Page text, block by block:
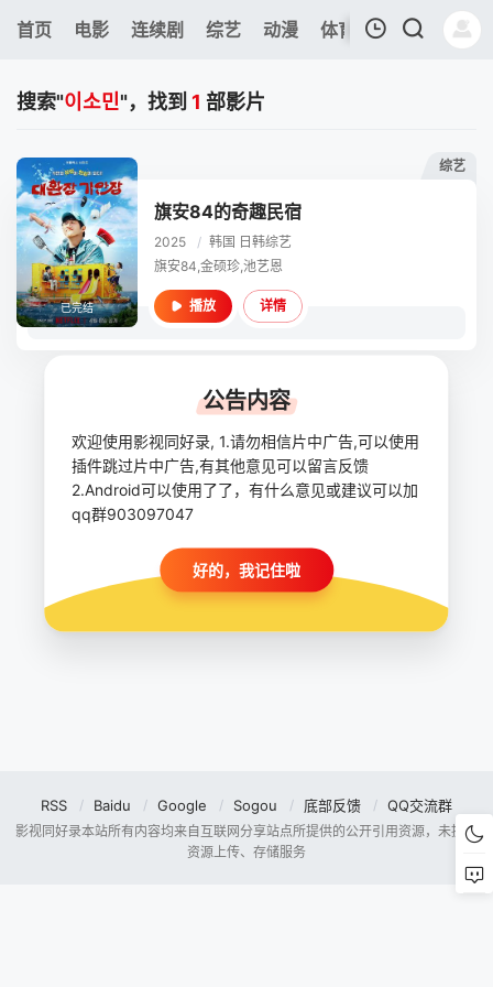
首页 电影 连续剧 综艺 动漫 体育 今日更新 热
我的观影记录
暂无观看影片的记录
搜索"이소민"，找到 1 部影片
综艺
已完结
旗安84的奇趣民宿
2025 / 韩国 日韩综艺
旗安84,金硕珍,池艺恩
播放 详情
RSS Baidu Google Sogou 底部反馈 QQ交流群
影视同好录本站所有内容均来自互联网分享站点所提供的公开引用资源，未提供
资源上传、存储服务
公告内容
欢迎使用影视同好录, 1.请勿相信片中广告,可以使用
插件跳过片中广告,有其他意见可以留言反馈
2.Android可以使用了了，有什么意见或建议可以加
qq群903097047
好的，我记住啦